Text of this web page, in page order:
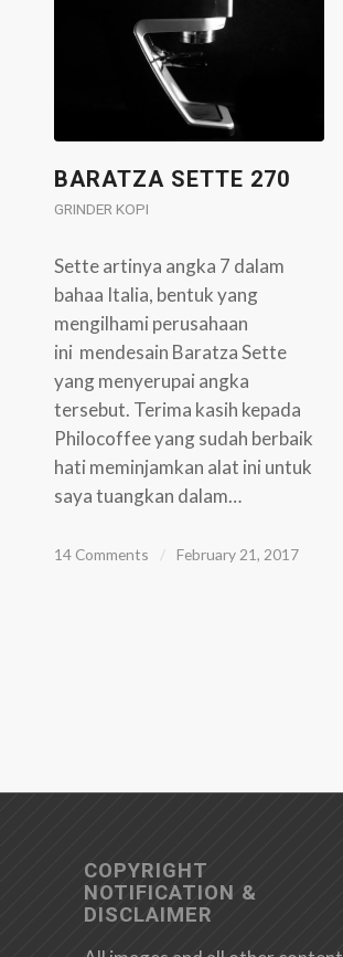
BARATZA SETTE 270
GRINDER KOPI
Sette artinya angka 7 dalam
bahaa Italia, bentuk yang
mengilhami perusahaan
ini mendesain Baratza Sette
yang menyerupai angka
tersebut. Terima kasih kepada
Philocoffee yang sudah berbaik
hati meminjamkan alat ini untuk
saya tuangkan dalam…
14 Comments / February 21, 2017
COPYRIGHT
NOTIFICATION &
DISCLAIMER